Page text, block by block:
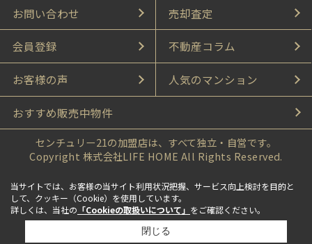
お問い合わせ 売却査定
会員登録 不動産コラム
お客様の声 人気のマンション
おすすめ販売中物件
センチュリー21の加盟店は、すべて独立・自営です。
Copyright 株式会社LIFE HOME All Rights Reserved.
当サイトでは、お客様の当サイト利用状況把握、サービス向上検討を目的と
して、クッキー（Cookie）を使用しています。
詳しくは、当社の 「Cookieの取扱いについて」 をご確認ください。
閉じる